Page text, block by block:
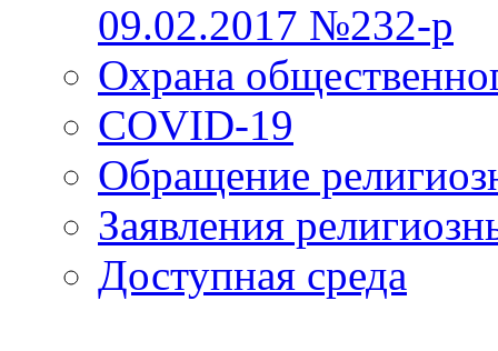
09.02.2017 №232-р
Охрана
COVID-19
Обращение
Заявления
Доступная среда